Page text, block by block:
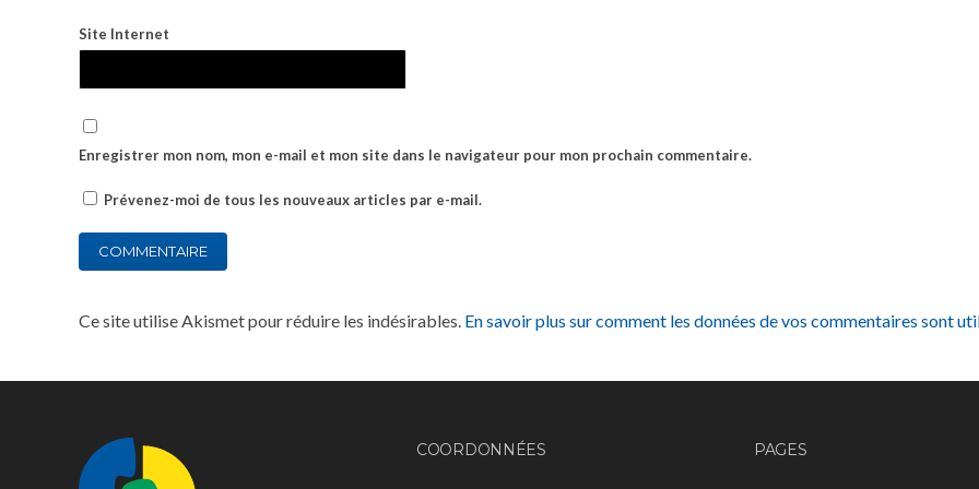
Site Internet
Enregistrer mon nom, mon e-mail et mon site dans le navigateur pour mon prochain commentaire.
Prévenez-moi de tous les nouveaux articles par e-mail.
Ce site utilise Akismet pour réduire les indésirables. En savoir plus sur comment les données de vos commentaires sont
COORDONNÉES PAGES